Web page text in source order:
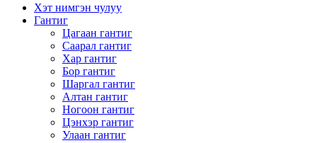
Хэт нимгэн чулуу
Гантиг
Цагаан гантиг
Саарал гантиг
Хар гантиг
Бор гантиг
Шаргал гантиг
Алтан гантиг
Ногоон гантиг
Цэнхэр гантиг
Улаан гантиг